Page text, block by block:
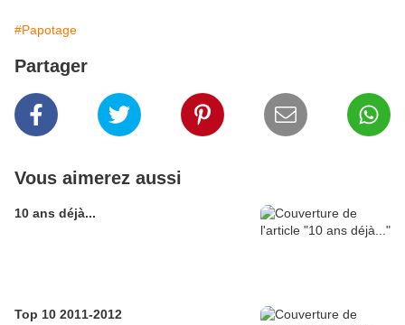
#Papotage
Partager
Vous aimerez aussi
10 ans déjà...
Top 10 2011-2012